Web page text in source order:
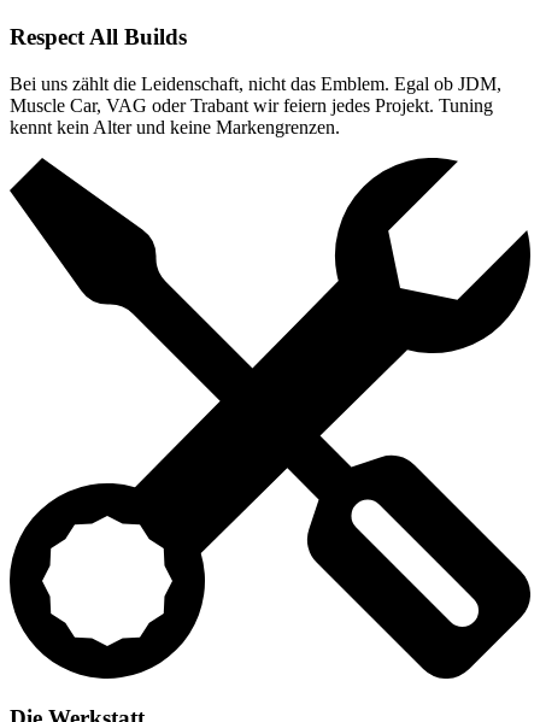
Respect All Builds
Bei uns zählt die Leidenschaft, nicht das Emblem. Egal ob JDM,
Muscle Car, VAG oder Trabant wir feiern jedes Projekt. Tuning
kennt kein Alter und keine Markengrenzen.